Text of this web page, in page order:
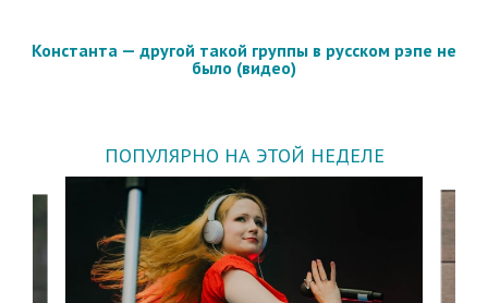
Константа — другой такой группы в русском рэпе не
было (видео)
ПОПУЛЯРНО НА ЭТОЙ НЕДЕЛЕ